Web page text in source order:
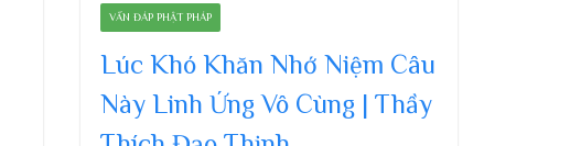
VẤN ĐÁP PHẬT PHÁP
Lúc Khó Khăn Nhớ Niệm Câu
Này Linh Ứng Vô Cùng | Thầy